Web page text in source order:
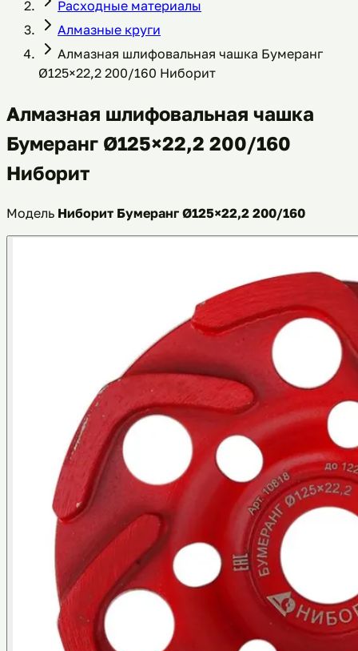
Расходные материалы
Алмазные круги
Алмазная шлифовальная чашка Бумеранг
Ø125×22,2 200/160 Ниборит
Алмазная шлифовальная чашка
Бумеранг Ø125×22,2 200/160
Ниборит
Модель Ниборит Бумеранг Ø125×22,2 200/160